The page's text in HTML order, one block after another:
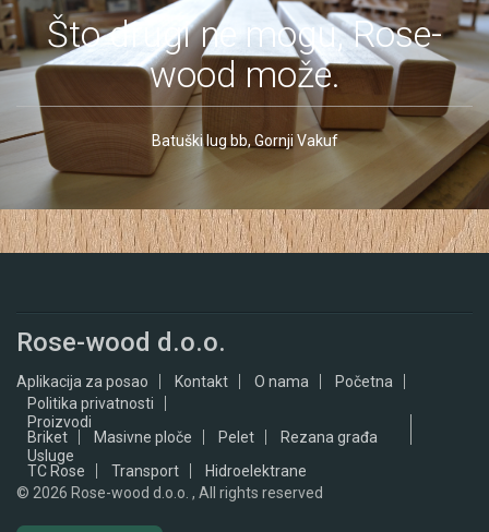
Što drugi ne mogu, Rose-
wood može.
Batuški lug bb, Gornji Vakuf
Rose-wood d.o.o.
Aplikacija za posao Kontakt O nama
Početna
Politika privatnosti
Proizvodi
Briket
Masivne ploče Pelet
Rezana građa
Usluge
TC Rose
Transport
Hidroelektrane
© 2026 Rose-wood d.o.o. , All rights reserved